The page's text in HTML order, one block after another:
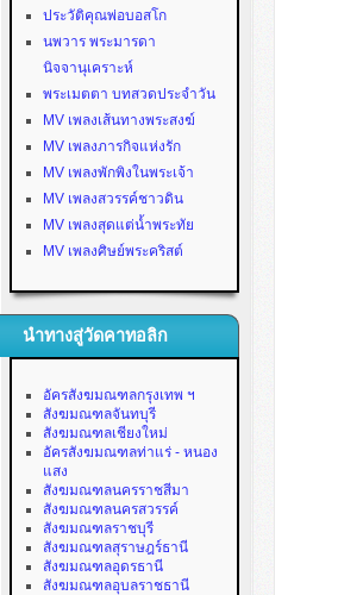
ประวัติคุณพ่อบอสโก
นพวาร พระมารดา
นิจจานุเคราะห์
พระเมตตา บทสวดประจำวัน
MV เพลงเส้นทางพระสงฆ์
MV เพลงภารกิจแห่งรัก
MV เพลงพักพิงในพระเจ้า
MV เพลงสวรรค์ชาวดิน
MV เพลงสุดแต่น้ำพระทัย
MV เพลงศิษย์พระคริสต์
นำทางสู่วัดคาทอลิก
อัครสังฆมณฑลกรุงเทพ ฯ
สังฆมณฑลจันทบุรี
สังฆมณฑลเชียงใหม่
อัครสังฆมณฑลท่าแร่ - หนอง
แสง
สังฆมณฑลนครราชสีมา
สังฆมณฑลนครสวรรค์
สังฆมณฑลราชบุรี
สังฆมณฑลสุราษฎร์ธานี
สังฆมณฑลอุดรธานี
สังฆมณฑลอุบลราชธานี